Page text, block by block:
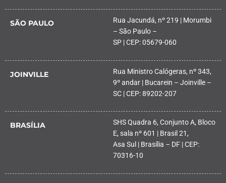
SÃO PAULO
Rua Jacundá, nº 219 | Morumbi
– São Paulo –
SP | CEP: 05679-060
JOINVILLE
Rua Ministro Calógeras, nº 343,
9º andar | Bucarein – Joinville –
SC | CEP: 89202-207
BRASÍLIA
SHS Quadra 6, Conjunto A, Bloco
E, sala nº 601 | Brasil 21,
Asa Sul | Brasília – DF | CEP:
70316-10